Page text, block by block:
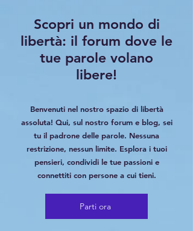
Information
Scopri un mondo di
libertà: il forum dove le
tue parole volano
libere!
Benvenuti nel nostro spazio di libertà
assoluta! Qui, sul nostro forum e blog, sei
tu il padrone delle parole. Nessuna
restrizione, nessun limite. Esplora i tuoi
pensieri, condividi le tue passioni e
connettiti con persone a cui tieni.
Parti ora